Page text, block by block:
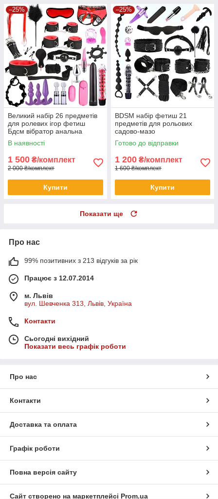
–25%
Великий набір 26 предметів
для ролевих ігор фетиш
Бдсм вібратор анальна
пробка. наручники кляп
В наявності
1 500 ₴/комплект
2 000 ₴/комплект
Купити
–25%
BDSM набір фетиш 21
предметів для рольових
садово-мазо
Готово до відправки
1 200 ₴/комплект
1 600 ₴/комплект
Купити
Показати ще
Про нас
99% позитивних з 213 відгуків за рік
Працює з 12.07.2014
м. Львів
вул. Шевченка 313, Львів, Україна
Контакти
Сьогодні вихідний
Показати весь графік роботи
Про нас
Контакти
Доставка та оплата
Графік роботи
Повна версія сайту
Сайт створено на маркетплейсі Prom.ua